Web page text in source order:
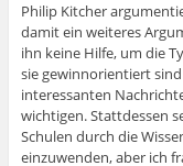
Philip Kitcher
damit ein weiteres
ihn keine Hilfe, um die
sie gewinnorientiert
interessanten
wichtigen. Stattdessen
Schulen durch die
einzuwenden, aber ich